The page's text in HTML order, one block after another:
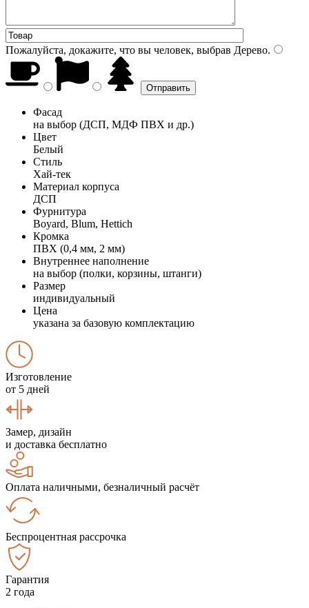
Пожалуйста, докажите, что вы человек, выбрав Дерево.
Фасад
на выбор (ДСП, МДФ ПВХ и др.)
Цвет
Белый
Стиль
Хай-тек
Материал корпуса
ДСП
Фурнитура
Boyard, Blum, Hettich
Кромка
ПВХ (0,4 мм, 2 мм)
Внутреннее наполнение
на выбор (полки, корзины, штанги)
Размер
индивидуальный
Цена
указана за базовую комплектацию
Изготовление
от 5 дней
Замер, дизайн
и доставка бесплатно
Оплата наличными, безналичный расчёт
Беспроцентная рассрочка
Гарантия
2 года